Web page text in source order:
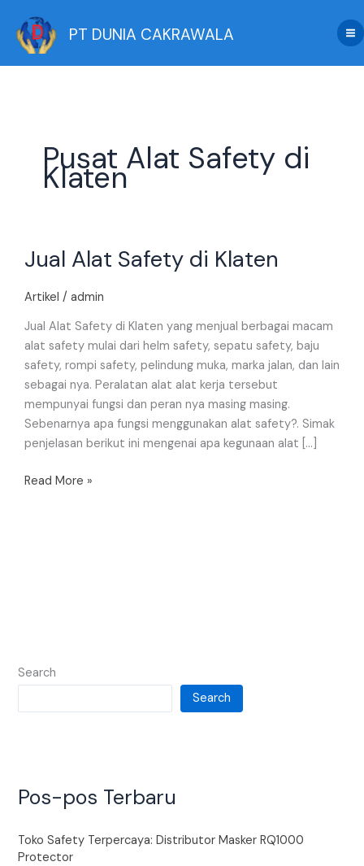
content
PT DUNIA CAKRAWALA
Pusat Alat Safety di
Klaten
Jual Alat Safety di Klaten
Artikel / admin
Jual Alat Safety di Klaten yang menjual berbagai macam
alat safety mulai dari helm safety, sepatu safety, baju
safety, rompi safety, pelindung muka, marka jalan, dan lain
sebagai nya. Peralatan alat alat kerja tersebut
mempunyai fungsi dan peran nya masing masing.
Sebenarnya apa fungsi menggunakan alat safety?. Simak
penjelasan berikut ini mengenai apa kegunaan alat […]
Alat
di
Read More »
Search
Search
Pos-pos Terbaru
Toko Safety Terpercaya: Distributor Masker RQ1000
Protector